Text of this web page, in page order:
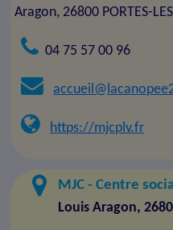
Aragon, 26800 PORTES-
04 75 57 00 96
https://mjcplv.fr
MJC - Centre
Louis Aragon,